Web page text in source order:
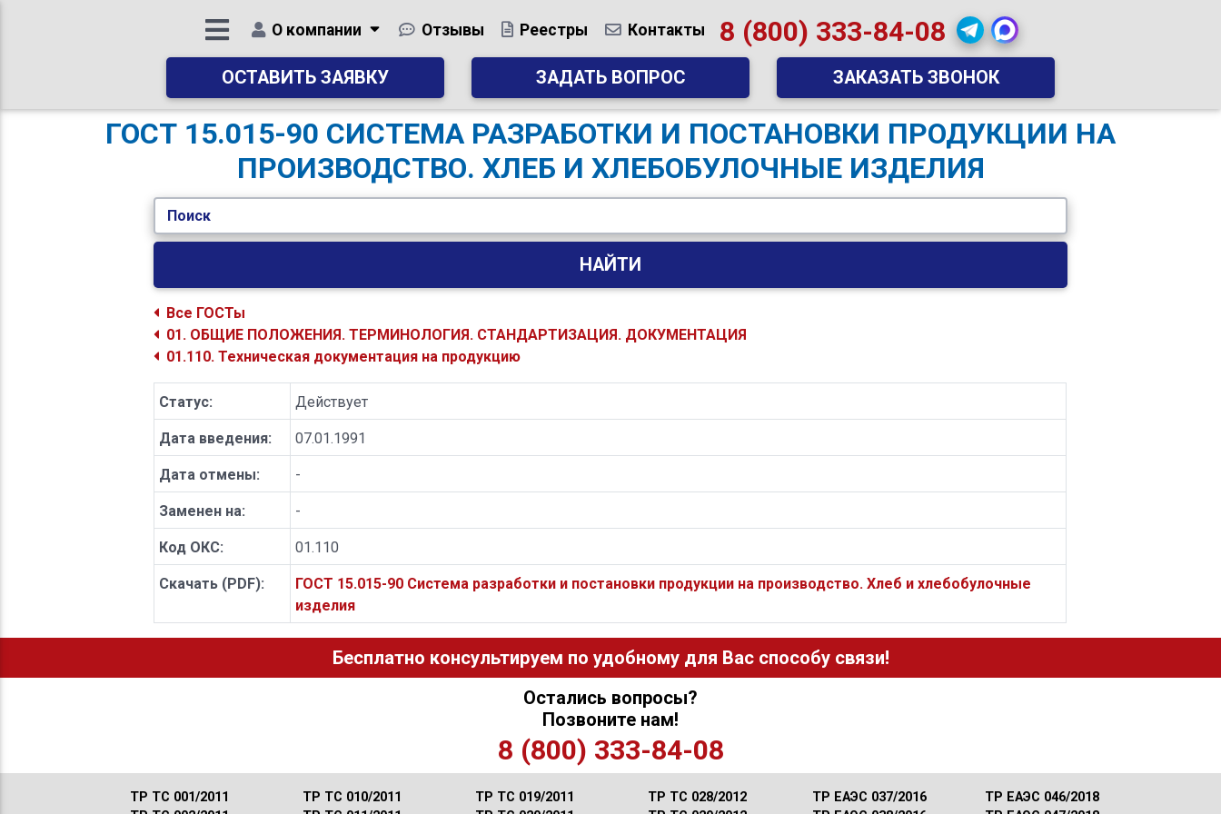
О компании Отзывы Реестры Контакты 8 (800) 333-84-08
ОСТАВИТЬ ЗАЯВКУ ЗАДАТЬ ВОПРОС ЗАКАЗАТЬ ЗВОНОК
ГОСТ 15.015-90 СИСТЕМА РАЗРАБОТКИ И ПОСТАНОВКИ ПРОДУКЦИИ НА
ПРОИЗВОДСТВО. ХЛЕБ И ХЛЕБОБУЛОЧНЫЕ ИЗДЕЛИЯ
Поиск
НАЙТИ
Все ГОСТы
01. ОБЩИЕ ПОЛОЖЕНИЯ. ТЕРМИНОЛОГИЯ. СТАНДАРТИЗАЦИЯ. ДОКУМЕНТАЦИЯ
01.110. Техническая документация на продукцию
Статус: Действует
Дата введения: 07.01.1991
Дата отмены: -
Заменен на: -
Код ОКС: 01.110
Скачать (PDF):
ГОСТ 15.015-90 Система разработки и постановки продукции на производство. Хлеб и хлебобулочные
изделия
Бесплатно консультируем по удобному для Вас способу связи!
Остались вопросы?
Позвоните нам!
8 (800) 333-84-08
ТР ТС 001/2011
ТР ТС 010/2011
ТР ТС 019/2011
ТР ТС 028/2012
ТР ЕАЭС 037/2016
ТР ЕАЭС 046/2018